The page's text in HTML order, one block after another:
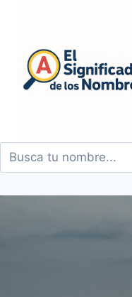
contenido